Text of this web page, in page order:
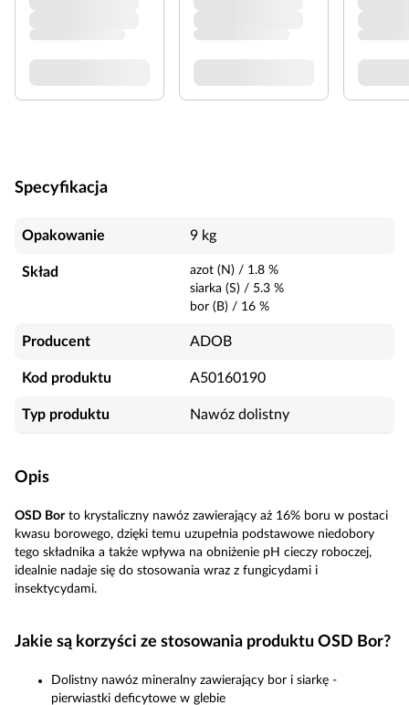
Specyfikacja
Opakowanie 9 kg
Skład azot (N) / 1.8 %
siarka (S) / 5.3 %
bor (B) / 16 %
Producent ADOB
Kod produktu A50160190
Typ produktu Nawóz dolistny
Opis
OSD Borto krystaliczny nawóz zawierający aż 16% boru w postaci
kwasu borowego, dzięki temu uzupełnia podstawowe niedobory
tego składnika a także wpływa na obniżenie pH cieczy roboczej,
idealnie nadaje się do stosowania wraz z fungicydami i
insektycydami.
Jakie są korzyści ze stosowania produktu OSD Bor?
Dolistny nawóz mineralny zawierający bor i siarkę -
pierwiastki deficytowe w glebie